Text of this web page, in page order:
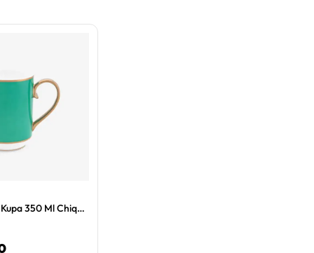
Yeşil Porselen Kupa 350 Ml Chique Collection by Pip Studio